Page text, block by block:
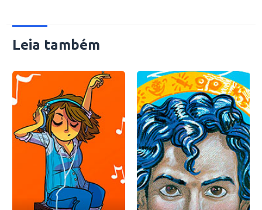
Leia também